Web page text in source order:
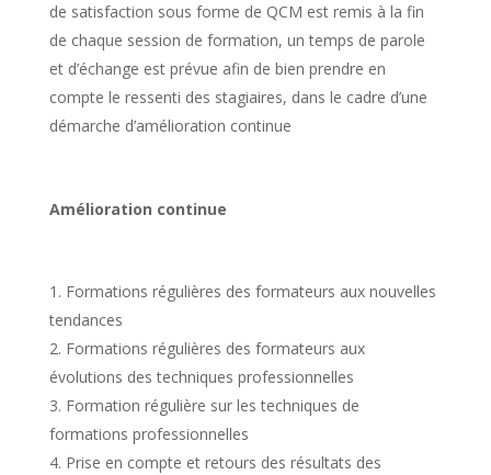
de satisfaction sous forme de QCM est remis à la fin
de chaque session de formation, un temps de parole
et d’échange est prévue afin de bien prendre en
compte le ressenti des stagiaires, dans le cadre d’une
démarche d’amélioration continue
Amélioration continue
Formations régulières des formateurs aux nouvelles
tendances
Formations régulières des formateurs aux
évolutions des techniques professionnelles
Formation régulière sur les techniques de
formations professionnelles
Prise en compte et retours des résultats des